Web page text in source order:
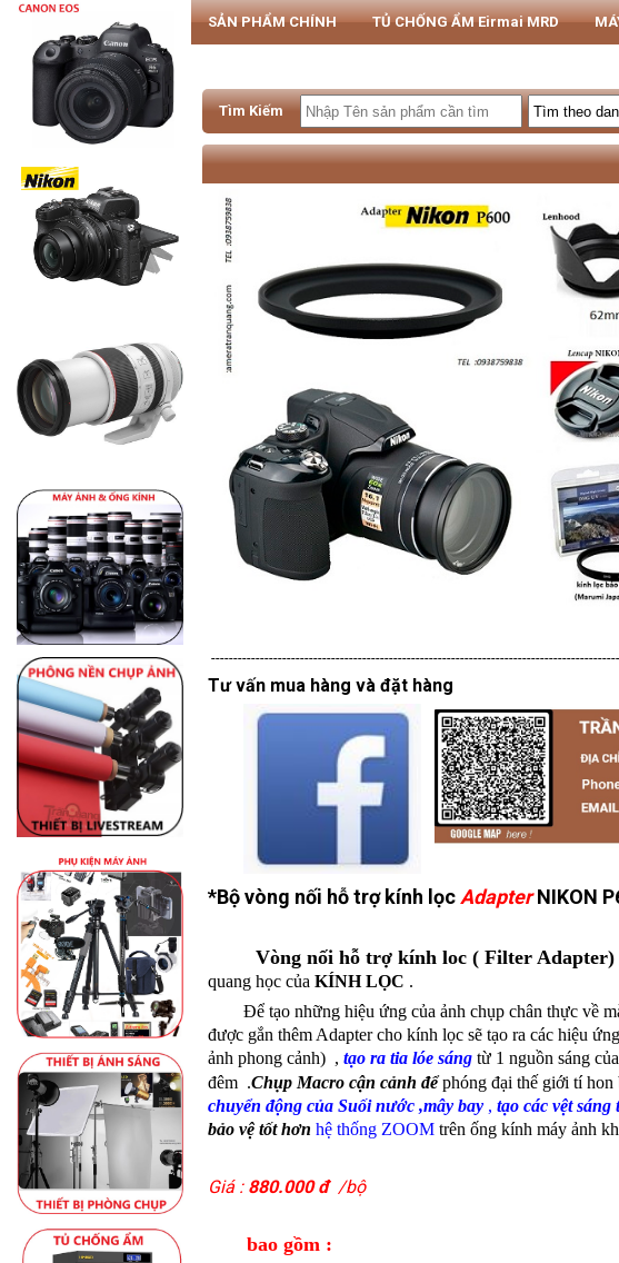
SẢN PHẨM CHÍNH TỦ CHỐNG ẨM Eirmai MRD
Tìm Kiếm
Tư vấn mua hàng và đặt hàng
*Bộ vòng nối hỗ trợ kính lọcAdapter NIKON
Vòng nối hỗ trợ kính loc ( Filter Adapter)
quang học của KÍNH LỌC .
Để tạo những hiệu ứng của ảnh chụp chân thực về
được gắn thêm Adapter cho kính lọc sẽ tạo ra các hiệu
ảnh phong cảnh) , tạo ra tia lóe sáng từ 1 nguồn sáng
đêm .Chụp Macro cận cảnh để phóng đại thế giới tí
chuyển động của Suối nước ,mây bay , tạo các vệt sáng
bảo vệ tốt hơn hệ thống ZOOM trên ống kính máy ảnh
Giá : 880.000 đ/bộ
bao gồm :